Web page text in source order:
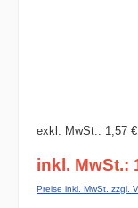
exkl. MwSt.: 1,57 €
inkl. MwSt.:
Preise inkl. MwSt. zzgl.